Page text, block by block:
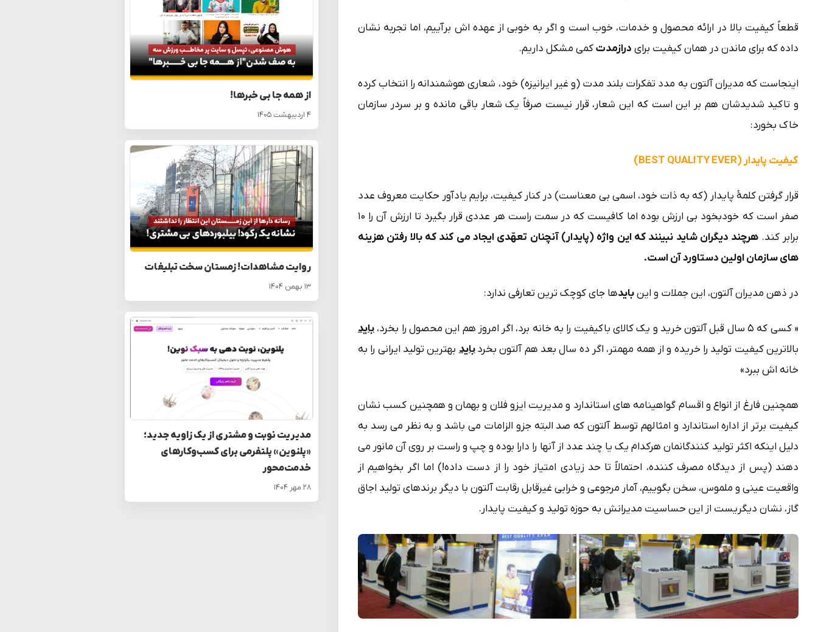
قطعاً کیفیت بالا در ارائه محصول و خدمات، خوب است و اگر به خوبی از عهده اش برآییم، اما تجربه نشان
داده که برای ماندن در همان کیفیت برای درازمدتکمی مشکل داریم.
اینجاست که مدیران آلتون به مدد تفکرات بلند مدت (و غیر ایرانیزه) خود، شعاری هوشمندانه را انتخاب کرده
و تاکید شدیدشان هم بر این است که این شعار، قرار نیست صرفاً یک شعار باقی مانده و بر سردر سازمان
خاک بخورد:
کیفیت پایدار (BEST QUALITY EVER)
قرار گرفتن کلمۀ پایدار (که به ذات خود، اسمی بی معناست) در کنار کیفیت، برایم یادآور حکایت معروف عدد
صفر است که خودبخود بی ارزش بوده اما کافیست که در سمت راست هر عددی قرار بگیرد تا ارزش آن را ۱۰
برابر کند. هرچند دیگران شاید نبینند که این واژه (پایدار) آنچنان تعهّدی ایجاد می کند که بالا رفتن هزینه
های سازمان اولین دستاورد آن است.
در ذهن مدیران آلتون، این جملات و اینبایدها جای کوچک ترین تعارفی ندارد:
« کسی که ۵ سال قبل آلتون خرید و یک کالای باکیفیت را به خانه برد، اگر امروز هم این محصول را بخرد،
باید
بالاترین کیفیت تولید را خریده و از همه مهمتر، اگر ده سال بعد هم آلتون بخردبایدبهترین تولید ایرانی را به
خانه اش ببرد»
همچنین فارغ از انواع و اقسام گواهینامه های استاندارد و مدیریت ایزو فلان و بهمان و همچنین کسب نشان
کیفیت برتر از اداره استاندارد و امثالهم توسط آلتون که صد البته جزو الزامات می باشد و به نظر می رسد به
دلیل اینکه اکثر تولید کنندگانمان هرکدام یک یا چند عدد از آنها را دارا بوده و چپ و راست بر روی آن مانور می
دهند (پس از دیدگاه مصرف کننده، احتمالاً تا حد زیادی امتیاز خود را از دست داده!) اما اگر بخواهیم از
واقعیت عینی و ملموس، سخن بگوییم، آمار مرجوعی و خرابی غیرقابل رقابت آلتون با دیگر برندهای تولید اجاق
گاز، نشان دیگریست از این حساسیت مدیرانش به حوزه تولید و کیفیت پایدار.
از همه جا بی خبرها!
۴ اردیبهشت ۱۴۰۵
روایت مشاهدات! زمستان سخت تبلیغات
۱۳ بهمن ۱۴۰۴
مدیریت نوبت و مشتری از یک زاویه جدید؛
«پلنوین» پلتفرمی برای کسب‌وکارهای
خدمت‌محور
۲۸ مهر ۱۴۰۴